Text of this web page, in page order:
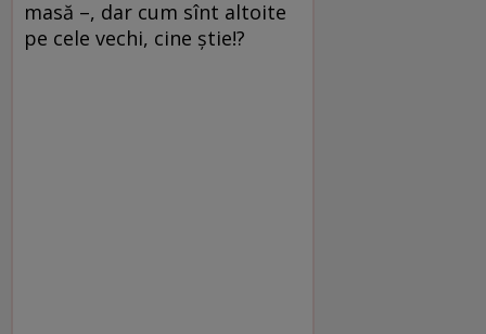
masă –, dar cum sînt altoite
pe cele vechi, cine știe!?